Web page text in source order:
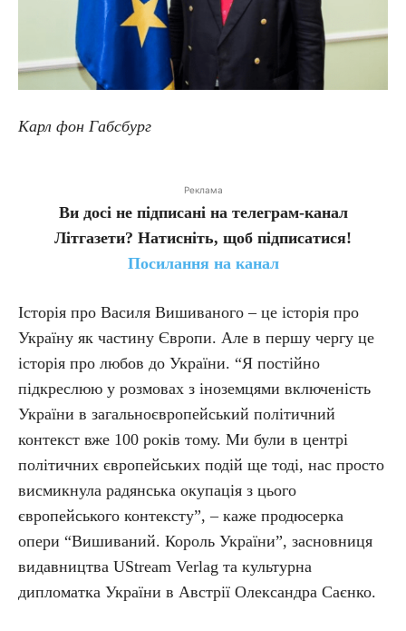
Карл фон Габсбург
Реклама
Ви досі не підписані на телеграм-канал
Літгазети? Натисніть, щоб підписатися!
Посилання на канал
Історія про Василя Вишиваного – це історія про
Україну як частину Європи. Але в першу чергу це
історія про любов до України. “Я постійно
підкреслюю у розмовах з іноземцями включеність
України в загальноєвропейський політичний
контекст вже 100 років тому. Ми були в центрі
політичних європейських подій ще тоді, нас просто
висмикнула радянська окупація з цього
європейського контексту”, – каже продюсерка
опери “Вишиваний. Король України”, засновниця
видавництва UStream Verlag та культурна
дипломатка України в Австрії Олександра Саєнко.